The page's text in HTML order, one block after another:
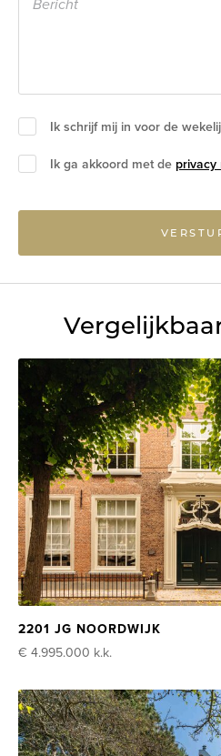
Ik schrijf mij in voor de
Ik ga akkoord met de privacy
2201 JG NOORDWIJK
€ 4.995.000 k.k.